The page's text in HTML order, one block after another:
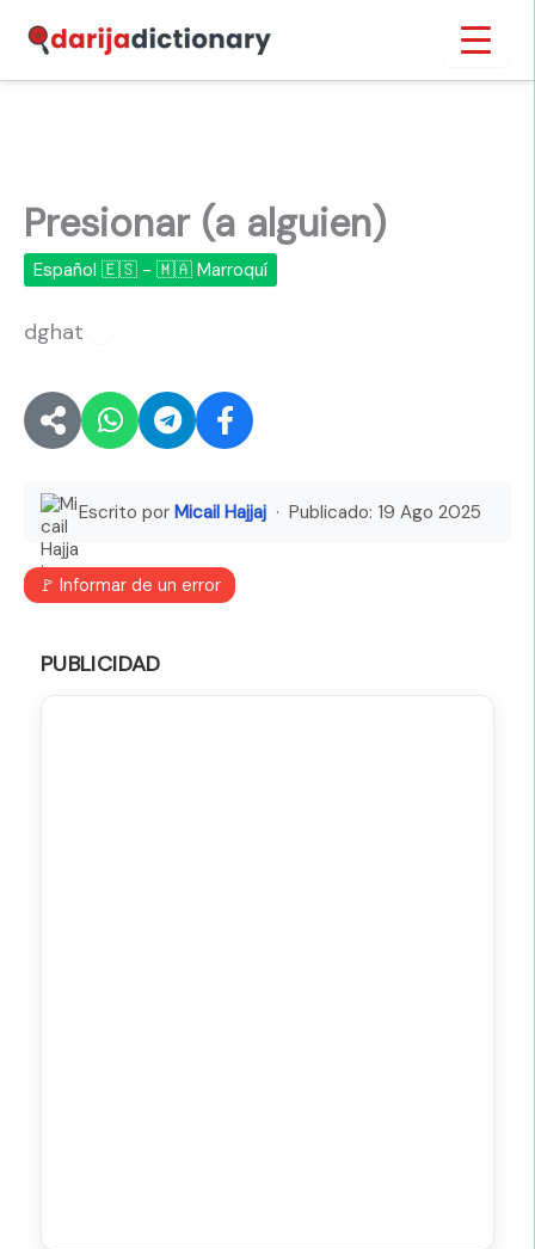
contenido
Inicio
Presionar (a alguien)
Español 🇪🇸 - 🇲🇦 Marroquí
dghat
Escrito por Micail Hajjaj · Publicado: 19 Ago 2025
🚩 Informar de un error
PUBLICIDAD